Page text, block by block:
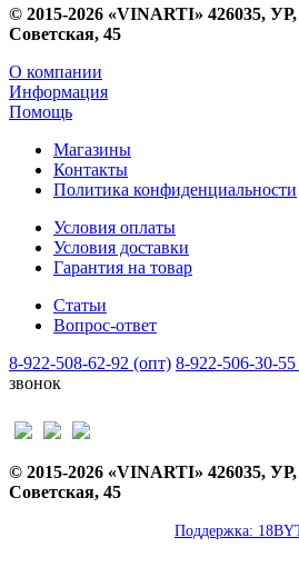
© 2015-2026 «VINARTI» 426035,
Советская, 45
О компании
Информация
Помощь
Магазины
Контакты
Политика конфиденциальности
Условия оплаты
Условия доставки
Гарантия на товар
Статьи
Вопрос-ответ
8-922-508-62-92 (опт) 8-922-506-30-
звонок
© 2015-2026 «VINARTI» 426035,
Советская, 45
Поддержка: